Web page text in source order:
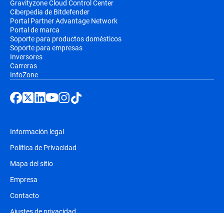
Gravityzone Cloud Control Center
Ciberpedia de Bitdefender
Portal Partner Advantage Network
Portal de marca
Soporte para productos domésticos
Soporte para empresas
Inversores
Carreras
InfoZone
Información legal
Política de Privacidad
Mapa del sitio
Empresa
Contacto